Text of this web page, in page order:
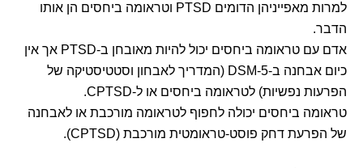
למרות מאפייניהן הדומים PTSD וטראומה ביחסים הן אותו
הדבר.
אדם עם טראומה ביחסים יכול להיות מאובחן ב-PTSD אך אין
כיום אבחנה ב-DSM-5 (המדריך לאבחון וסטטיסטיקה של
הפרעות נפשיות) לטראומה ביחסים או ל-CPTSD.
טראומה ביחסים יכולה לחפוף לטראומה מורכבת או לאבחנה
של הפרעת דחק פוסט-טראומטית מורכבת (CPTSD).